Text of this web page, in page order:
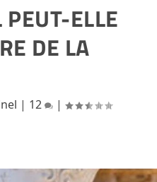
ELLE
DE LA
| 12
|